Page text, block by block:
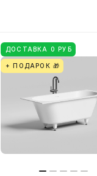
ДОСТАВКА 0 РУБ
+ ПОДАРОК 🎁